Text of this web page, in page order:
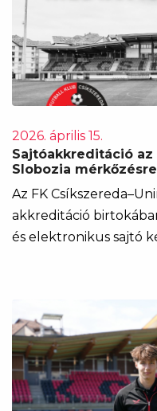
2026. április 15.
Sajtóakkreditáció az
Slobozia mérkőzésre
Az FK
akkreditáció
és elektronikus sajtó